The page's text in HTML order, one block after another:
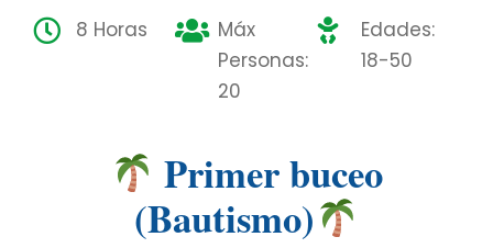
8 Horas
Máx
Personas:
20
Edades:
18-50
Primer buceo
(Bautismo)